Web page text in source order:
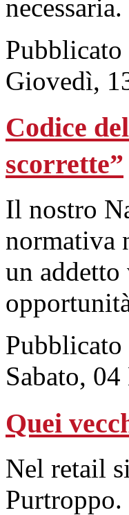
necessaria.
Pubblicato
Giovedì,
Codice
scorrette”
Il nostro
normativa
un
Pubblicato
Sabato,
Quei
Nel retail
Purtroppo.